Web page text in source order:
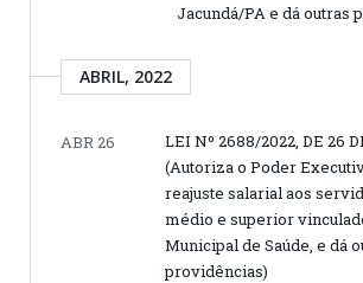
Jacundá/PA e dá outras
ABRIL, 2022
ABR 26
LEI Nº 2688/2022, DE 26
(Autoriza o Poder
reajuste salarial aos
médio e superior
Municipal de Saúde, e dá
providências)